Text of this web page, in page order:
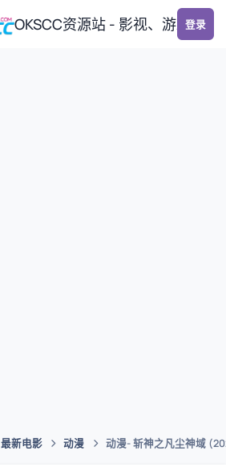
OKSCC资源站 - 影视、游戏、
登录
最新电影 动漫 动漫- 斩神之凡尘神域